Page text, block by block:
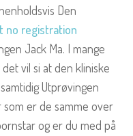
Den
no registration
Jack Ma. I mange
vil si at den kliniske
Utprøvingen
er de samme over
og er du med på